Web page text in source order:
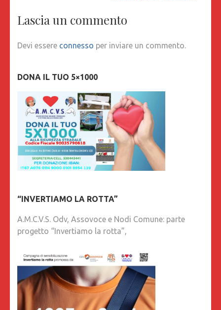
Lascia un commento
Devi essere connesso per inviare un commento.
DONA IL TUO 5×1000
“INVERTIAMO LA ROTTA”
A.M.C.V.S. Odv, Assovoce e Nodi Comune: parte
progetto “Invertiamo la rotta”,